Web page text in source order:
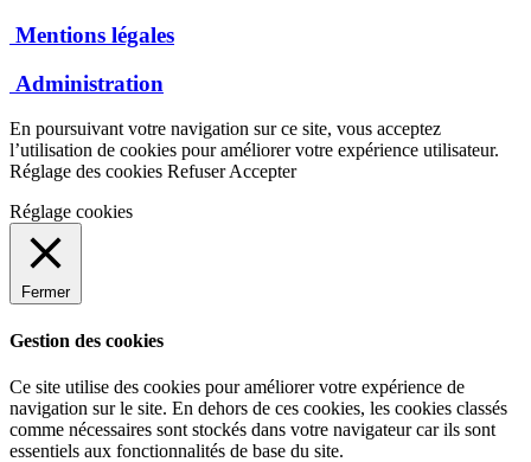
Mentions légales
Administration
En poursuivant votre navigation sur ce site, vous acceptez
l’utilisation de cookies pour améliorer votre expérience utilisateur.
Réglage des cookies Refuser Accepter
Réglage cookies
Fermer
Gestion des cookies
Ce site utilise des cookies pour améliorer votre expérience de
navigation sur le site. En dehors de ces cookies, les cookies classés
comme nécessaires sont stockés dans votre navigateur car ils sont
essentiels aux fonctionnalités de base du site.